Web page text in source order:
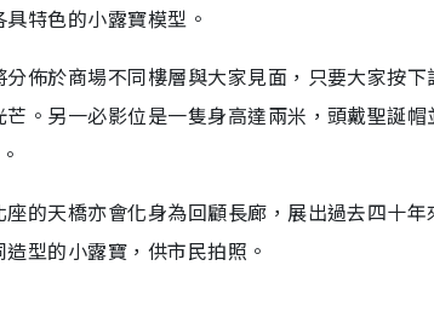
特色的小露寶模型。
佈於商場不同樓層與大家見面，只要大家按
。另一必影位是一隻身高達兩米，頭戴聖誕
座的天橋亦會化身為回顧長廊，展出過去四十
型的小露寶，供市民拍照。